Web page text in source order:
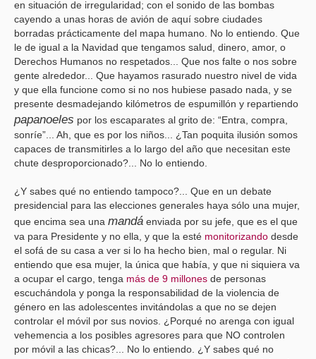
en situación de irregularidad; con el sonido de las bombas
cayendo a unas horas de avión de aquí sobre ciudades
borradas prácticamente del mapa humano. No lo entiendo. Que
le de igual a la Navidad que tengamos salud, dinero, amor, o
Derechos Humanos no respetados... Que nos falte o nos sobre
gente alrededor... Que hayamos rasurado nuestro nivel de vida
y que ella funcione como si no nos hubiese pasado nada, y se
presente desmadejando kilómetros de espumillón y repartiendo
papanoeles por los escaparates al grito de: “Entra, compra,
sonríe”... Ah, que es por los niños... ¿Tan poquita ilusión somos
capaces de transmitirles a lo largo del año que necesitan este
chute desproporcionado?... No lo entiendo.
¿Y sabes qué no entiendo tampoco?... Que en un debate
presidencial para las elecciones generales haya sólo una mujer,
que encima sea una mandá enviada por su jefe, que es el que
va para Presidente y no ella, y que la esté monitorizando desde
el sofá de su casa a ver si lo ha hecho bien, mal o regular. Ni
entiendo que esa mujer, la única que había, y que ni siquiera va
a ocupar el cargo, tenga más de 9 millones de personas
escuchándola y ponga la responsabilidad de la violencia de
género en las adolescentes invitándolas a que no se dejen
controlar el móvil por sus novios. ¿Porqué no arenga con igual
vehemencia a los posibles agresores para que NO controlen
por móvil a las chicas?... No lo entiendo. ¿Y sabes qué no